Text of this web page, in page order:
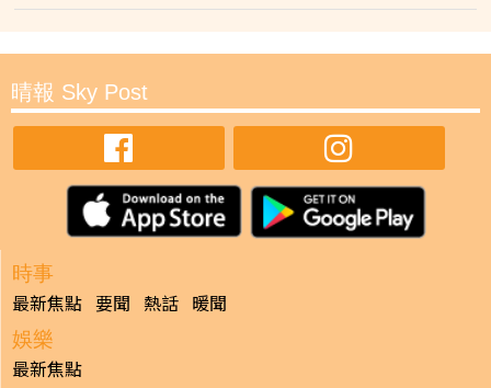
晴報 Sky Post
時事
最新焦點 要聞 熱話 暖聞
娛樂
最新焦點